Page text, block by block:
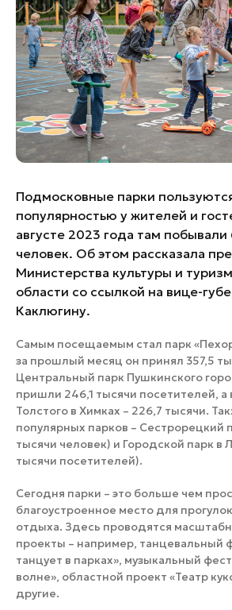
Банные комплексы
Горнолыжные клубы
Спецпроекты
Инвестиционный портал
Федоскинская фабрика
Пикник в Подмосковье
Золотое кольцо России
Войти
Инвесторам
Особо
природные
Подмосковные парки
популярностью у жителей и
августе 2023 года там
человек. Об этом рассказала
Министерства культуры и
области со ссылкой на вице-
Каклюгину.
Самым посещаемым стал парк
за прошлый месяц он принял 357,5
Центральный парк Пушкинского
пришли 246,1 тысячи посетителей, а
Толстого в Химках – 226,7 тысячи.
популярных парков – Сестрорецкий
тысячи человек) и Городской парк в
тысячи посетителей).
Сегодня парки – это больше чем
благоустроенное место для
отдыха. Здесь проводятся
проекты – например, танцевальный
танцует в парках», музыкальный
волне», областной проект «Театр
другие.